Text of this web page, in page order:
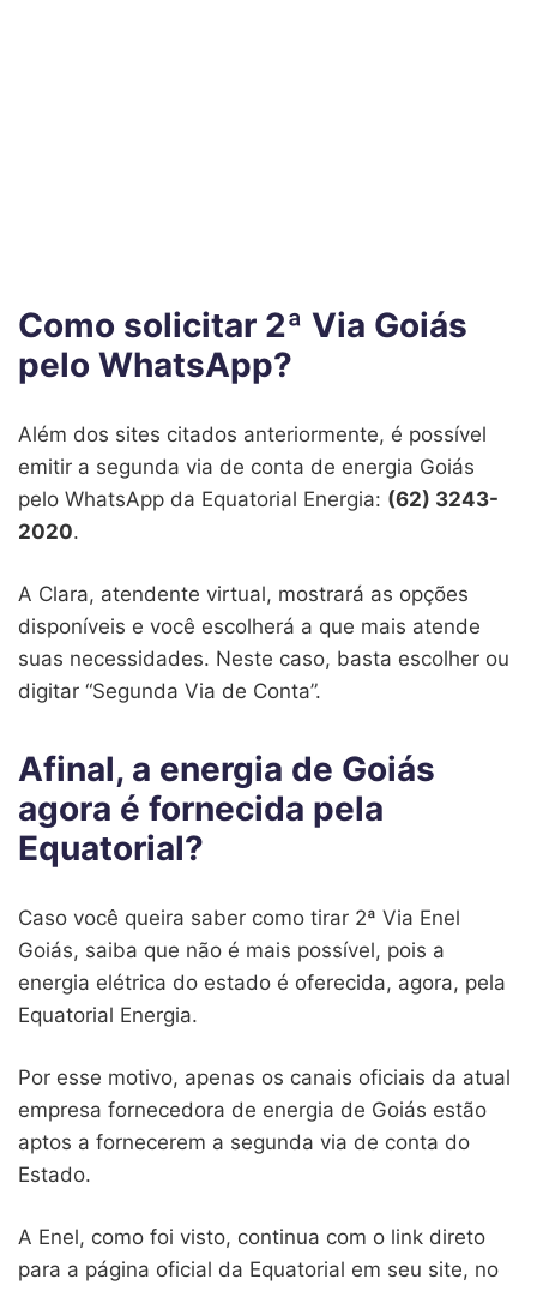
Como solicitar 2ª Via Goiás
pelo WhatsApp?
Além dos sites citados anteriormente, é possível
emitir a segunda via de conta de energia Goiás
pelo WhatsApp da Equatorial Energia: (62) 3243-
2020.
A Clara, atendente virtual, mostrará as opções
disponíveis e você escolherá a que mais atende
suas necessidades. Neste caso, basta escolher ou
digitar “Segunda Via de Conta”.
Afinal, a energia de Goiás
agora é fornecida pela
Equatorial?
Caso você queira saber como tirar 2ª Via Enel
Goiás, saiba que não é mais possível, pois a
energia elétrica do estado é oferecida, agora, pela
Equatorial Energia.
Por esse motivo, apenas os canais oficiais da atual
empresa fornecedora de energia de Goiás estão
aptos a fornecerem a segunda via de conta do
Estado.
A Enel, como foi visto, continua com o link direto
para a página oficial da Equatorial em seu site, no